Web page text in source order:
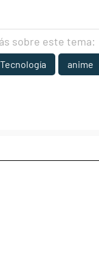
sobre este tema:
Tecnología anime